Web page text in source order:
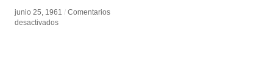
junio 25, 1961 / Comentarios
desactivadosen
junio 25, 1961 / Comentarios
desactivadosen